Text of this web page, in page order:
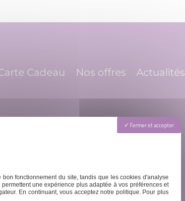
Cadeau Nos offres Actualités
contact@amandinemassage.fr
Fermer et accepter
fonctionnement du site, tandis que les cookies d'analyse
une expérience plus adaptée à vos préférences et
En continuant, vous acceptez notre politique. Pour plus